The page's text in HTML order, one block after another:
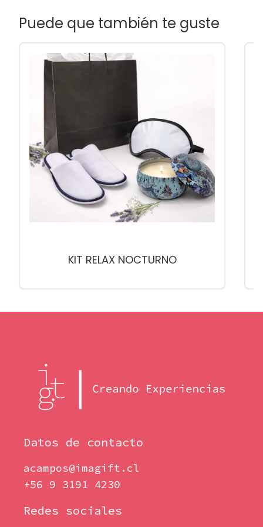
Puede que también te guste
KIT RELAX NOCTURNO
Datos de contacto
acampos@imagift.cl
+56 9 3191 4230
Redes sociales